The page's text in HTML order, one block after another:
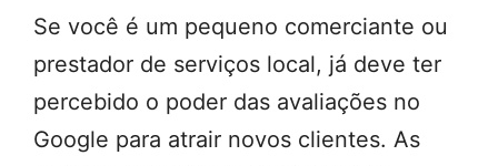
Se você é um pequeno comerciante ou
prestador de serviços local, já deve ter
percebido o poder das avaliações no
Google para atrair novos clientes. As